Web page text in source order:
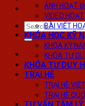
ẢNH HOẠT
VIDEO
BÀI VIẾT
KHÓA HỌC KỸ
KHÓA KỸ
KHÓA TƯ
KHÓA TƯ DUY
TRẠI HÈ
TRẠI HÈ
TRẠI HÈ